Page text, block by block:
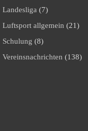
Landesliga (7)
Luftsport allgemein (21)
Schulung (8)
Vereinsnachrichten (138)